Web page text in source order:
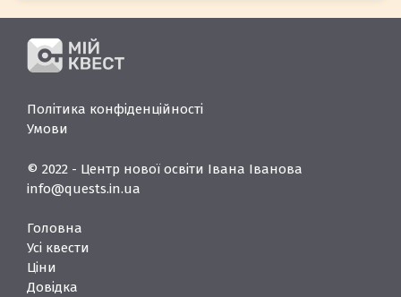
Політика конфіденційності
Умови
© 2022 - Центр нової освіти Івана Іванова
info@quests.in.ua
Головна
Усі квести
Ціни
Довідка